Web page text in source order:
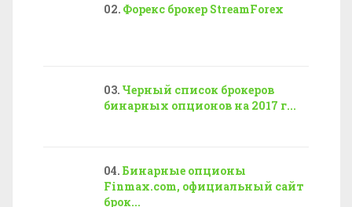
Форекс брокер StreamForex
Черный список брокеров
бинарных опционов на 2017 г...
Бинарные опционы
Finmax.com, официальный сайт
брок...